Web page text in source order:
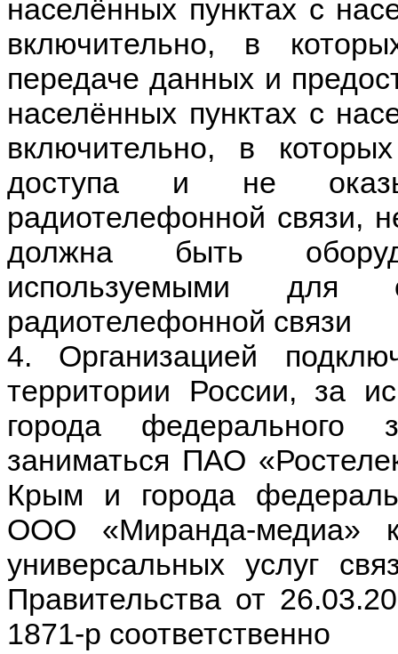
населённых пунктах с
включительно, в
передаче данных и
населённых пунктах с
включительно, в
доступа и не
радиотелефонной связи,
должна быть
используемыми для
радиотелефонной связи
4. Организацией
территории России, за
города федерального
заниматься ПАО
Крым и города
ООО «Миранда-медиа»
универсальных услуг
Правительства от
1871-р соответственно